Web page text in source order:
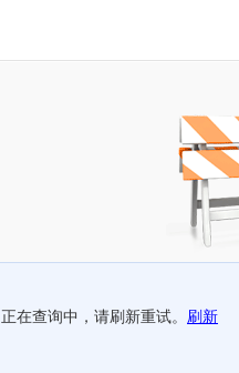
正在查询中，请刷新重试。 刷新